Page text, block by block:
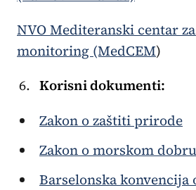
NVO Mediteranski centar
monitoring (MedCEM)
Korisni dokumenti:
Zakon o zaštiti prirode
Zakon o morskom dobru
Barselonska konvencija